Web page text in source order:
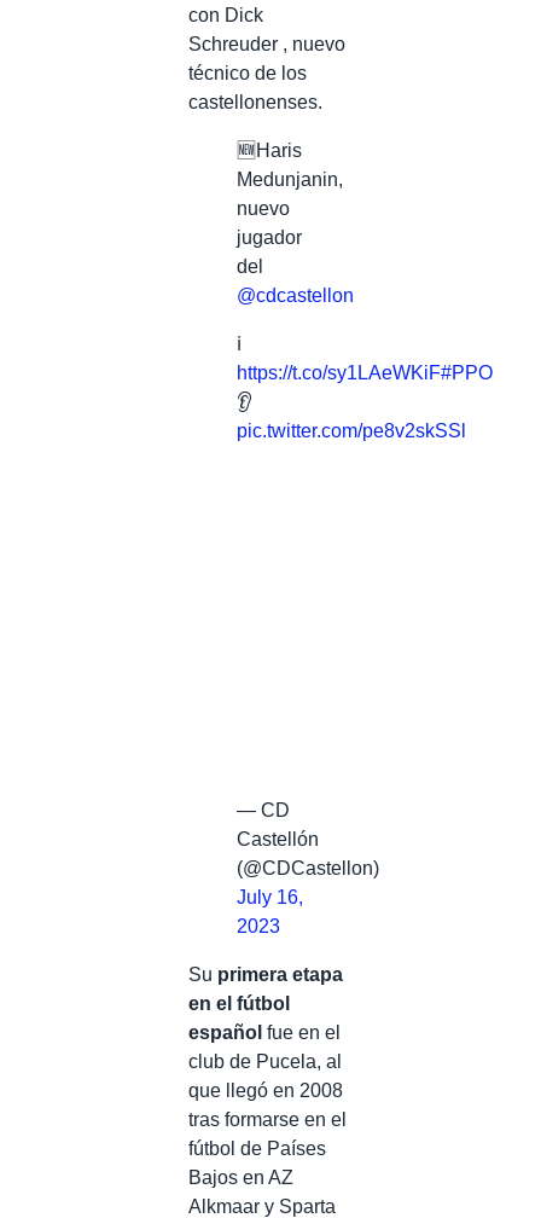
con Dick
Schreuder , nuevo
técnico de los
castellonenses.
🆕Haris
Medunjanin,
nuevo
jugador
del
@cdcastellon
ℹ️
https://t.co/sy1LAeWKiF#PPO
👂
pic.twitter.com/pe8v2skSSl
— CD
Castellón
(@CDCastellon)
July 16,
2023
Su primera etapa
en el fútbol
español fue en el
club de Pucela, al
que llegó en 2008
tras formarse en el
fútbol de Países
Bajos en AZ
Alkmaar y Sparta